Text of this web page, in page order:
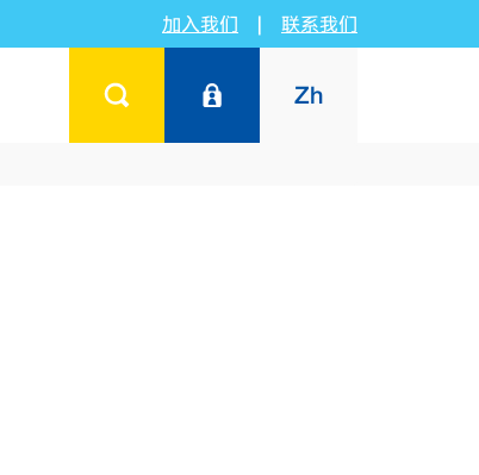
加入我们 | 联系我们
Zh